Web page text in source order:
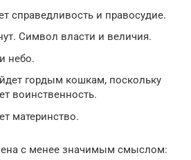
справедливость и правосудие.
Символ власти и величия.
небо.
гордым кошкам, поскольку
воинственность.
материнство.
с менее значимым смыслом: